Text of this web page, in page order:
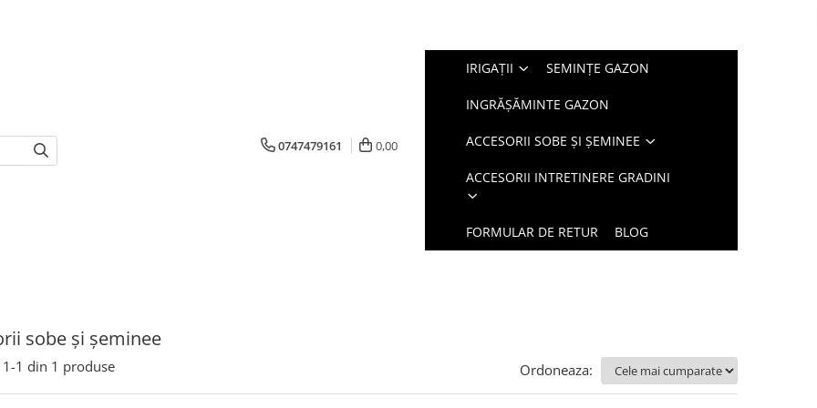
0747479161 0,00
IRIGAȚII SEMINȚE GAZON
INGRĂȘĂMINTE GAZON
ACCESORII SOBE ȘI ȘEMINEE
ACCESORII INTRETINERE GRADINI
FORMULAR DE RETUR BLOG
sobe și șeminee
1-1 din 1 produse Ordoneaza: